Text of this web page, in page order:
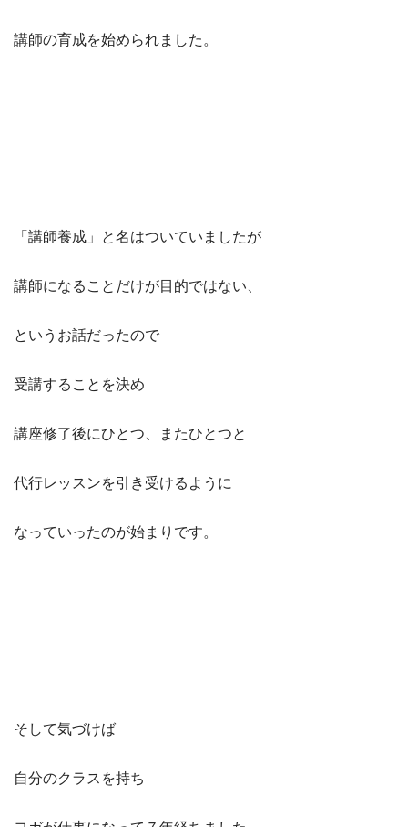
講師の育成を始められました。
「講師養成」と名はついていましたが
講師になることだけが目的ではない、
というお話だったので
受講することを決め
講座修了後にひとつ、またひとつと
代行レッスンを引き受けるように
なっていったのが始まりです。
そして気づけば
自分のクラスを持ち